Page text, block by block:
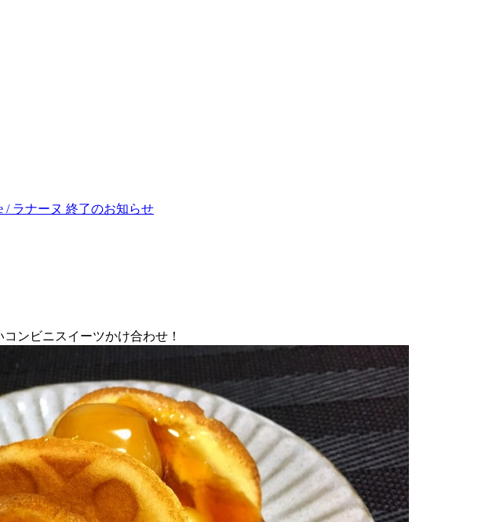
/ ラナーヌ 終了のお知らせ
ンビニスイーツかけ合わせ！